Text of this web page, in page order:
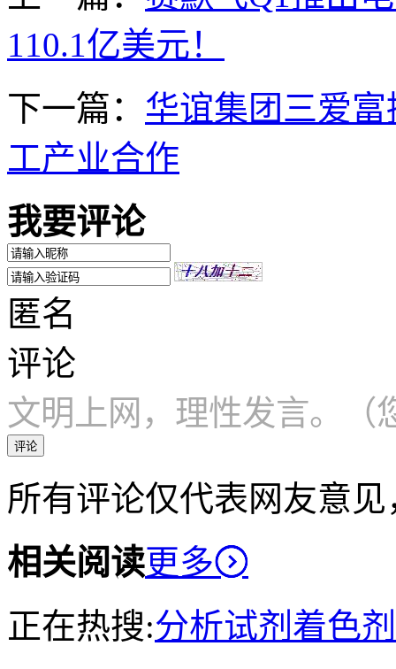
110.1亿美元！
下一篇： 华谊集团三爱
工产业合作
我要评论
匿名
评论
文明上网，理性发言。（
评论
所有评论仅代表网友意
相关阅读更多
正在热搜:分析试剂 着色剂